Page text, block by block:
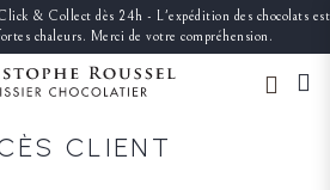
& Collect dès 24h - L'expédition des chocolats est
chaleurs. Merci de votre compréhension.
CLIENT